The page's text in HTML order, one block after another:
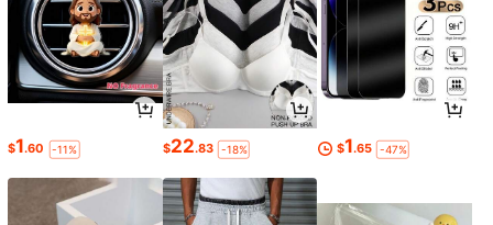
$1.60 -11% $22.83 -18% $1.65 -47%